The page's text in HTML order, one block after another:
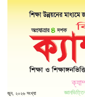
জুন, ২০২৬ সংখ্যা